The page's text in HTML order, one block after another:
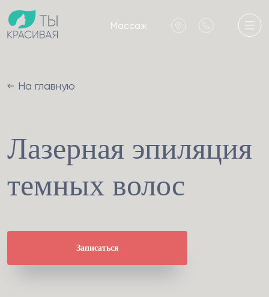
Массаж
На главную
Лазерная эпиляция
темных волос
Записаться